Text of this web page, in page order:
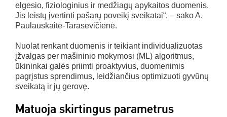
elgesio, fiziologinius ir medžiagų apykaitos duomenis.
Jis leistų įvertinti pašarų poveikį sveikatai“, – sako A.
Paulauskaitė-Tarasevičienė.
Nuolat renkant duomenis ir teikiant individualizuotas
įžvalgas per mašininio mokymosi (ML) algoritmus,
ūkininkai galės priimti proaktyvius, duomenimis
pagrįstus sprendimus, leidžiančius optimizuoti gyvūnų
sveikatą ir jų gerovę.
Matuoja skirtingus parametrus